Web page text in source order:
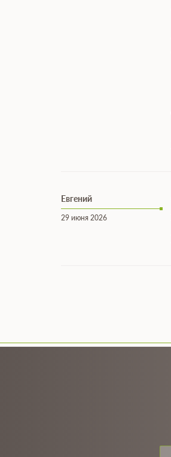
Евгений
29 июня 2026